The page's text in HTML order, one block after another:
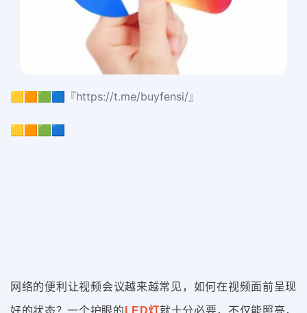
🟨🟧🟩🟦『https://t.me/buyfensi/』
🟨🟧🟩🟦
网络的便利让视频会议越来越常见，如何在视频面前呈现
好的状态？一个护眼的 LED灯就十分必要，不仅能照亮，